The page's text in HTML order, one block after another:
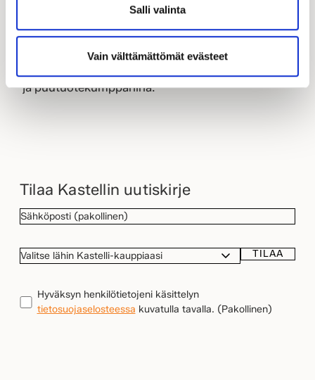
Salli valinta
Vain välttämättömät evästeet
muutoksia Kastellin toimintaan eikä sillä ole
vaikutuksia Kastellin asiakkaisiin. KW-
Componentin emoyhtiö Woodcomp jatkaa
ja puutuotekumppanina.
Tilaa Kastellin uutiskirje
SÄHKÖPOSTI(Pakollinen)
VALITSE
KAUPPIAASI
TIETOSUOJA(Pakollinen)
Hyväksyn henkilötietojeni käsittelyn
tietosuojaselosteessa kuvatulla tavalla. (Pakollinen)
TILAA